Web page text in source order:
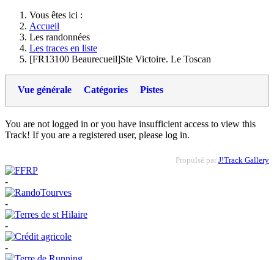
Vous êtes ici :
Accueil
Les randonnées
Les traces en liste
[FR13100 Beaurecueil]Ste Victoire. Le Toscan
Vue générale Catégories Pistes
You are not logged in or you have insufficient access to view this
Track! If you are a registered user, please log in.
Propulsé par J!Track Gallery
-
-
-
-